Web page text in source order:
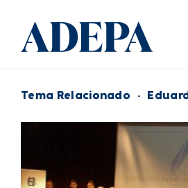
Tema Relacionado ·